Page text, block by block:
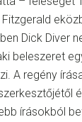
Dick Diver
beleszeret
A regény
írásokból